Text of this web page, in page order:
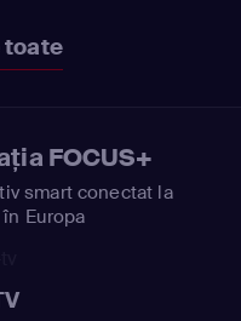
toate
FOCUS+
smart conectat la
Europa